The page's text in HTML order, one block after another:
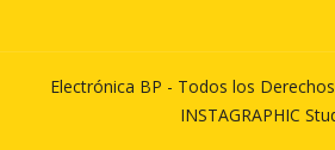
Electrónica BP - Todos los
INSTAGRAPHIC